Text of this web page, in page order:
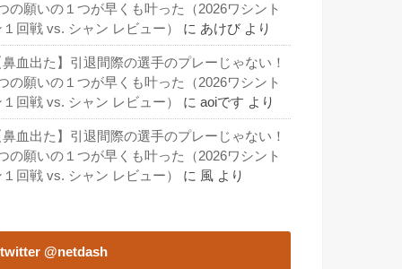
の願いの１つが早くも叶った（2026ワシント
１回戦 vs. シャン レビュー）
に あけび より
鼻血出た】引退間際の選手のプレーじゃない！
の願いの１つが早くも叶った（2026ワシント
１回戦 vs. シャン レビュー）
に aoiです より
鼻血出た】引退間際の選手のプレーじゃない！
の願いの１つが早くも叶った（2026ワシント
１回戦 vs. シャン レビュー）
に 風 より
twitter @netdash